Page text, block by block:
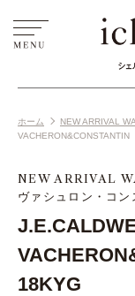
ホーム NEW ARRIVAL
NEW ARRIVAL
ヴァシュロン・コン
18KYG